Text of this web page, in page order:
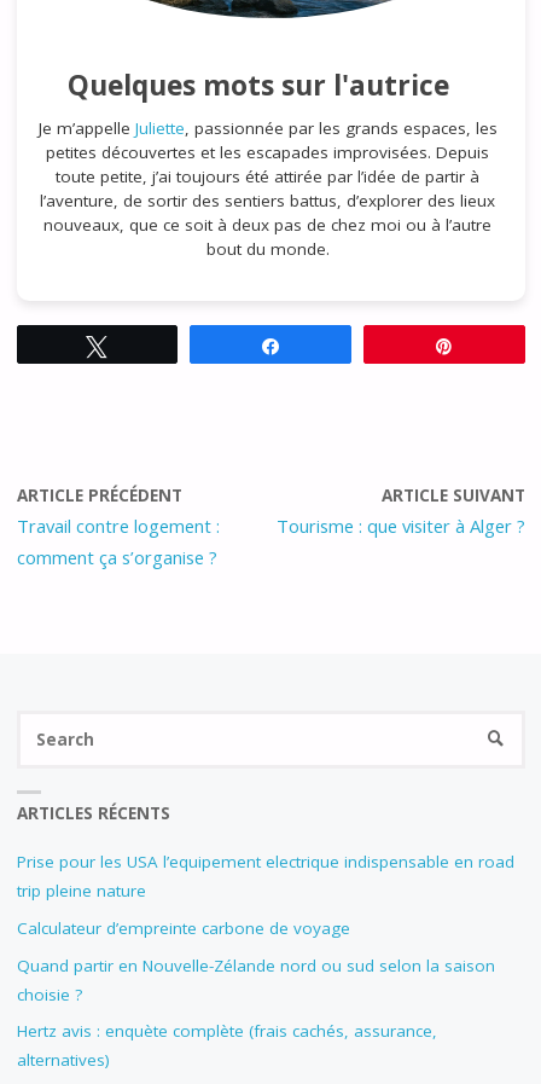
Quelques mots sur l'autrice
Je m’appelle Juliette, passionnée par les grands espaces, les
petites découvertes et les escapades improvisées. Depuis
toute petite, j’ai toujours été attirée par l’idée de partir à
l’aventure, de sortir des sentiers battus, d’explorer des lieux
nouveaux, que ce soit à deux pas de chez moi ou à l’autre
bout du monde.
ARTICLE PRÉCÉDENT
Travail contre logement :
comment ça s’organise ?
ARTICLE SUIVANT
Tourisme : que visiter à Alger ?
ARTICLES RÉCENTS
Prise pour les USA l’equipement electrique indispensable en road
trip pleine nature
Calculateur d’empreinte carbone de voyage
Quand partir en Nouvelle-Zélande nord ou sud selon la saison
choisie ?
Hertz avis : enquète complète (frais cachés, assurance,
alternatives)